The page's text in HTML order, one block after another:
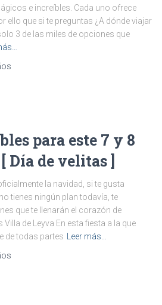
e increíbles. Cada uno ofrece
ello que si te preguntas ¿A dónde viajar
3 de las miles de opciones que
para este 7 y 8
Día de velitas ]
la navidad, si te gusta
tienes ningún plan todavía, te
que te llenarán el corazón de
de Leyva En esta fiesta a la que
de todas partes
Leer más…